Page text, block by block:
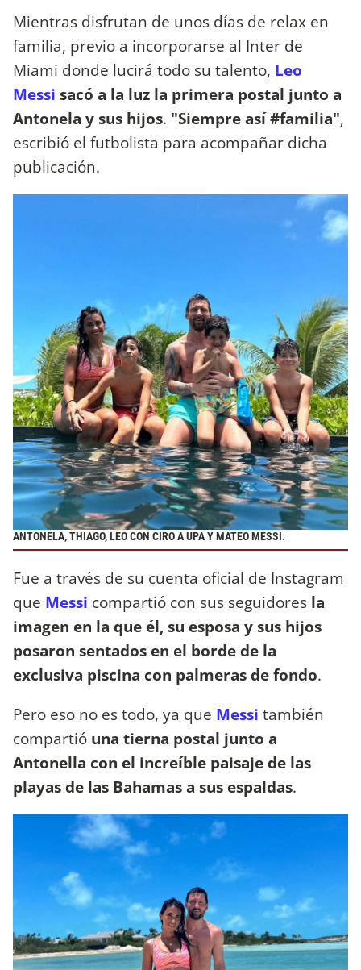
Mientras disfrutan de unos días de relax en
familia, previo a incorporarse al Inter de
Miami donde lucirá todo su talento, Leo
Messi sacó a la luz la primera postal junto a
Antonela y sus hijos. "Siempre así #familia",
escribió el futbolista para acompañar dicha
publicación.
ANTONELA, THIAGO, LEO CON CIRO A UPA Y MATEO MESSI.
Fue a través de su cuenta oficial de Instagram
que Messi compartió con sus seguidores la
imagen en la que él, su esposa y sus hijos
posaron sentados en el borde de la
exclusiva piscina con palmeras de fondo.
Pero eso no es todo, ya que Messi también
compartió una tierna postal junto a
Antonella con el increíble paisaje de las
playas de las Bahamas a sus espaldas.